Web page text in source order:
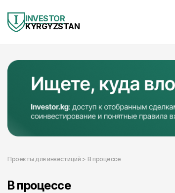
INVESTOR
KYRGYZSTAN
Проекты для инвестиций > В процессе
В процессе